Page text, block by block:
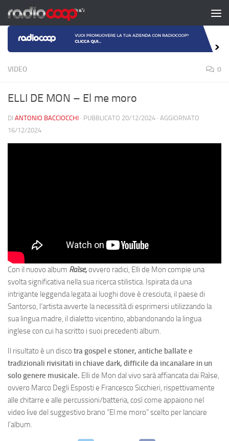
Salta al contenuto
VIDEO 0
ELLI DE MON – El me moro
DI ANTONIO BACCIOCCHI · PUBBLICATO 20/12/2024 · AGGIORNATO
16/12/2024
Con il nuovo album Raìse,ovvero radici, Elli de Mon compie una
svolta significativa nella sua ricerca stilistica. Ispirata da una
intrigante leggenda legata ai luoghi dove è cresciuta, il paese di
Santorso, l’artista avverte la necessità di esprimersi utilizzando la
sua lingua madre, il dialetto vicentino, abbandonando la lingua
inglese con cui ha scritto i suoi precedenti album.
Il risultato è un disco tra gospel e stoner, antiche ballate e
tradizionali rivisitati in chiave dark, difficile da incanalare in un
solo genere musicale. Elli de Mon dal vivo sarà affiancata dai Raìse,
ovvero Marco Degli Esposti e Francesco Sicchieri, rispettivamente
alle chitarre e alle percussioni/batteria, così come appaiono nel
video live del suggestivo brano “El me moro” scelto per lanciare
l’album.